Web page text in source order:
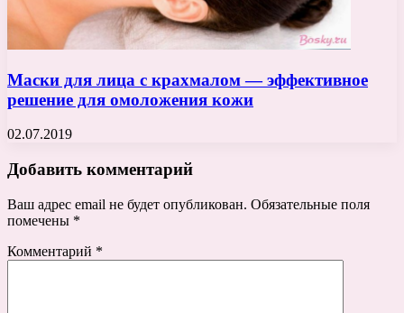
Маски для лица с крахмалом — эффективное
решение для омоложения кожи
02.07.2019
Добавить комментарий
Ваш адрес email не будет опубликован. Обязательные поля
помечены *
Комментарий *